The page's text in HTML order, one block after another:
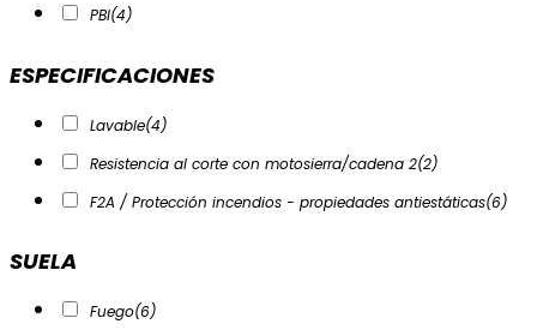
PBI(4)
ESPECIFICACIONES
Lavable(4)
Resistencia al corte con motosierra/cadena 2(2)
F2A / Protección incendios - propiedades antiestáticas(6)
SUELA
Fuego(6)